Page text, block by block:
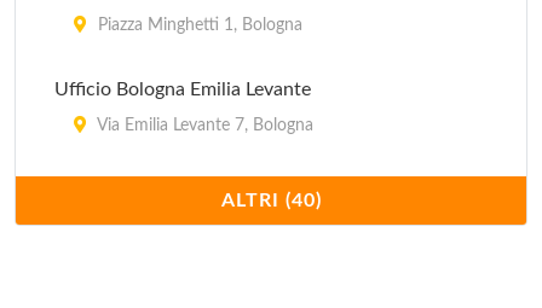
Piazza Minghetti 1, Bologna
Ufficio Bologna Emilia Levante
Via Emilia Levante 7, Bologna
Ufficio Bologna Emilia Ponente
Via Aurelio Saffi 30/32, Bologna
ALTRI (40)